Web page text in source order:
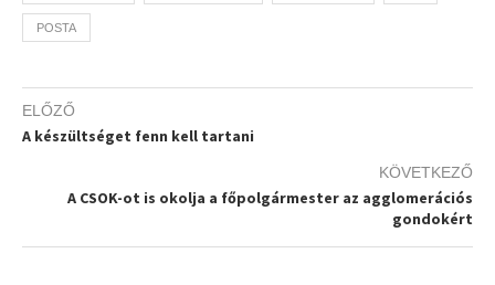
POSTA
ELŐZŐ
A készültséget fenn kell tartani
KÖVETKEZŐ
A CSOK-ot is okolja a főpolgármester az agglomerációs
gondokért